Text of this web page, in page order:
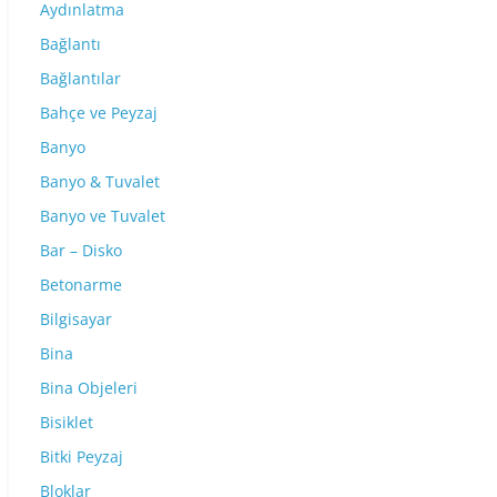
Aydınlatma
Bağlantı
Bağlantılar
Bahçe ve Peyzaj
Banyo
Banyo & Tuvalet
Banyo ve Tuvalet
Bar – Disko
Betonarme
Bilgisayar
Bina
Bina Objeleri
Bisiklet
Bitki Peyzaj
Bloklar